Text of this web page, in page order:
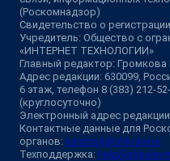
(Роскомнадзор)
Свидетельство о
Учредитель: Общество с
«ИНТЕРНЕТ ТЕХНОЛОГИИ»
Главный редактор: Громкова
Адрес редакции: 630099,
6 этаж, телефон 8 (383) 212-
(круглосуточно)
Электронный адрес
Контактные данные для
органов: juristnsk@shkulev.ru
Техподдержка: